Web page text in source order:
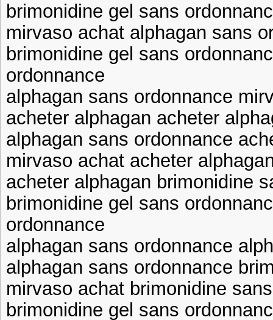
brimonidine gel sans
mirvaso achat alphagan sans
brimonidine gel sans
ordonnance
alphagan sans ordonnance
acheter alphagan acheter
alphagan sans ordonnance
mirvaso achat acheter
acheter alphagan brimonidine
brimonidine gel sans
ordonnance
alphagan sans ordonnance
alphagan sans ordonnance
mirvaso achat brimonidine
brimonidine gel sans